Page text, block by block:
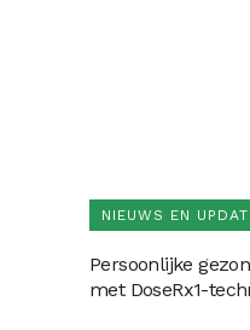
NIEUWS EN
Persoonlijke
met DoseRx1-